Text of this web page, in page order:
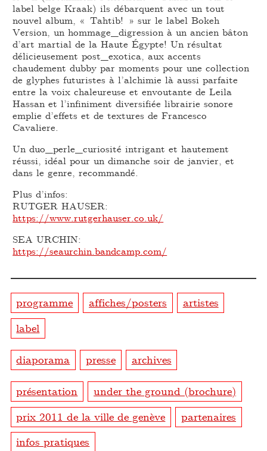
label belge Kraak) ils débarquent avec un tout
nouvel album, « Tahtib! » sur le label Bokeh
Version, un hommage_digression à un ancien bâton
d’art martial de la Haute Égypte! Un résultat
délicieusement post_exotica, aux accents
chaudement dubby par moments pour une collection
de glyphes futuristes à l’alchimie là aussi parfaite
entre la voix chaleureuse et envoutante de Leila
Hassan et l’infiniment diversifiée librairie sonore
emplie d’effets et de textures de Francesco
Cavaliere.
Un duo_perle_curiosité intrigant et hautement
réussi, idéal pour un dimanche soir de janvier, et
dans le genre, recommandé.
Plus d’infos:
RUTGER HAUSER:
https://www.rutgerhauser.co.uk/
SEA URCHIN:
https://seaurchin.bandcamp.com/
programme affiches/posters
artistes
label
diaporama presse archives
présentation
under the ground (brochure)
prix 2011 de la ville de genève
partenaires
infos pratiques